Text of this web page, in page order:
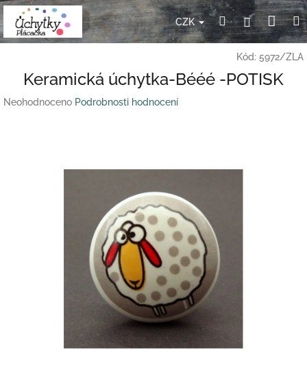
Přejít
na
obsah
CZK HledatPřihlášení
Kód: 5972/ZLA
Keramická úchytka-Bééé -POTISK
Průměrné
Neohodnoceno Podrobnosti hodnocení